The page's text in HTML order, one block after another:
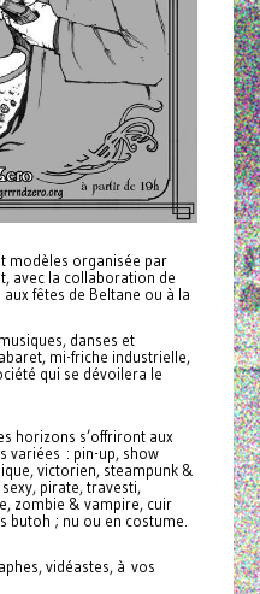
modèles organisée par
avec la collaboration de
aux fêtes de Beltane ou à la
danses et
mi-friche industrielle,
qui se dévoilera le
horizons s’offriront aux
variées : pin-up, show
victorien, steampunk &
pirate, travesti,
zombie & vampire, cuir
butoh ; nu ou en costume.
vidéastes, à vos